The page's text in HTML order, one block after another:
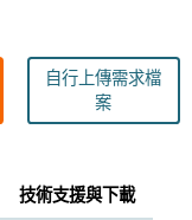
自行上傳需求檔
案
技術支援與下載